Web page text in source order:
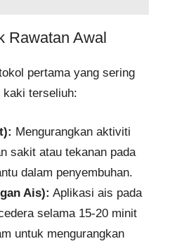
Rawatan Awal
pertama yang sering
kaki terseliuh:
Mengurangkan aktiviti
sakit atau tekanan pada
dalam penyembuhan.
Ais): Aplikasi ais pada
selama 15-20 minit
untuk mengurangkan